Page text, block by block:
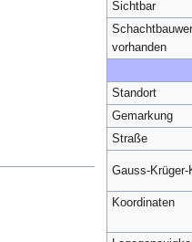
Sichtbar
vorhanden
Standort
Gemarkung
Straße
Gauss-Krüger-
Koordinaten